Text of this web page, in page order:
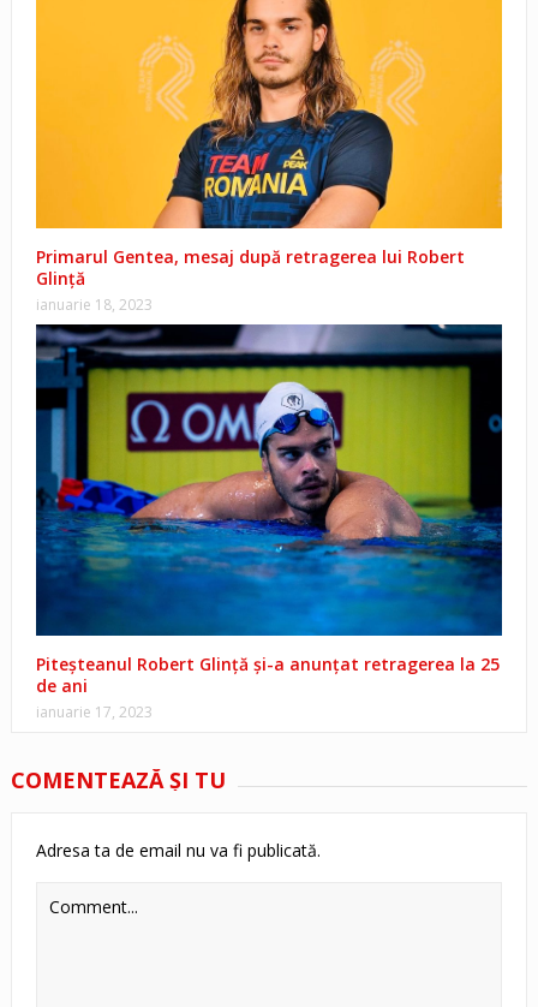
Primarul Gentea, mesaj după retragerea lui Robert
Glință
ianuarie 18, 2023
Piteșteanul Robert Glință și-a anunțat retragerea la 25
de ani
ianuarie 17, 2023
COMENTEAZĂ ŞI TU
Adresa ta de email nu va fi publicată.